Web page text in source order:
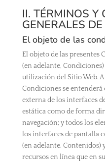
II. TÉRMINOS Y
GENERALES
El objeto de las
El objeto de las presentes
(en adelante,
utilización del Sitio Web.
Condiciones se
externa de los interfaces
estática como de forma
navegación; y todos los
los interfaces de pantalla
(en adelante, Contenidos)
recursos en línea que en